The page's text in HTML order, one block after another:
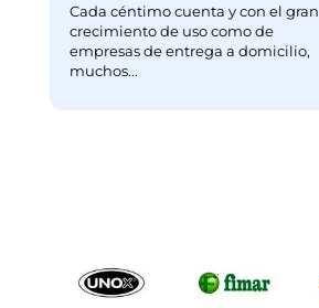
Cada céntimo cuenta y con el gran
crecimiento de uso como de
empresas de entrega a domicilio,
muchos...